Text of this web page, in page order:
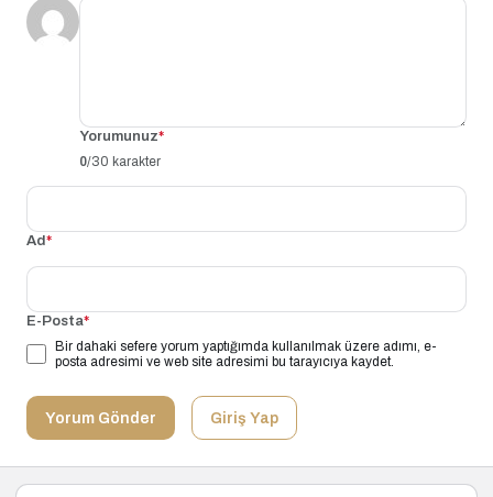
Yorumunuz*
0/30 karakter
Ad*
E-Posta*
Bir dahaki sefere yorum yaptığımda kullanılmak üzere adımı, e-
posta adresimi ve web site adresimi bu tarayıcıya kaydet.
Yorum Gönder Giriş Yap